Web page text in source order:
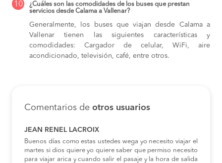
10
¿Cuáles son las comodidades de los buses que prestan
servicios desde Calama a Vallenar?
Generalmente, los buses que viajan desde Calama a
Vallenar tienen las siguientes características y
comodidades: Cargador de celular, WiFi, aire
acondicionado, televisión, café, entre otros.
Comentarios de otros usuarios
JEAN RENEL LACROIX
Buenos días como estas ustedes wega yo necesito viajar el
martes si dios quiere yo quiere saber que permiso necesito
para viajar arica y cuando salir el pasaje y la hora de salida